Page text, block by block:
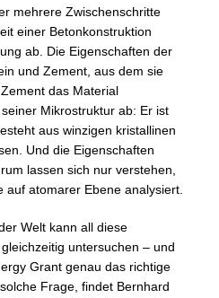
mehrere Zwischenschritte
einer Betonkonstruktion
ab. Die Eigenschaften der
und Zement, aus dem sie
das Material
Mikrostruktur ab: Er ist
aus winzigen kristallinen
Und die Eigenschaften
lassen sich nur verstehen,
auf atomarer Ebene analysiert.
Welt kann all diese
untersuchen – und
Grant genau das richtige
Frage, findet Bernhard